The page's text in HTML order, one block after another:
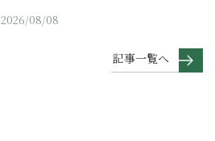
2026/08/08
記事一覧へ